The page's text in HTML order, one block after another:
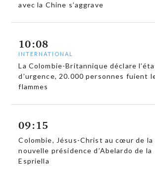
avec la Chine s’aggrave
10:08
INTERNATIONAL
La Colombie-Britannique déclare
d’urgence, 20.000 personnes fuient
flammes
09:15
Colombie, Jésus-Christ au cœur de la
nouvelle présidence d’Abelardo de la
Espriella